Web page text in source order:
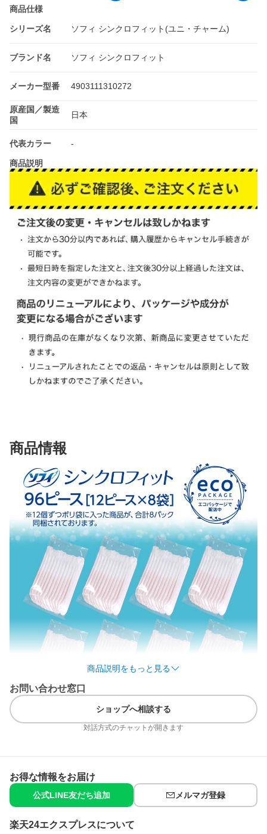
商品仕様
シリーズ名 ソフィ シンクロフィット(ユニ・チャーム)
ブランド名 ソフィ シンクロフィット
メーカー型番 4903111310272
原産国／製造
国
日本
代表カラー -
商品説明
商品情報
商品説明をもっと見る
お問い合わせ窓口
ショップへ相談する
対話方式のチャットが開きます
お得な情報をお届け
公式LINE友だち追加 メルマガ登録
楽天24エクスプレスについて